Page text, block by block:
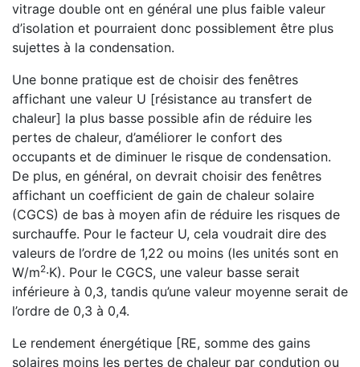
vitrage double ont en général une plus faible valeur
d’isolation et pourraient donc possiblement être plus
sujettes à la condensation.
Une bonne pratique est de choisir des fenêtres
affichant une valeur U [résistance au transfert de
chaleur] la plus basse possible afin de réduire les
pertes de chaleur, d’améliorer le confort des
occupants et de diminuer le risque de condensation.
De plus, en général, on devrait choisir des fenêtres
affichant un coefficient de gain de chaleur solaire
(CGCS) de bas à moyen afin de réduire les risques de
surchauffe. Pour le facteur U, cela voudrait dire des
valeurs de l’ordre de 1,22 ou moins (les unités sont en
W/m2·K). Pour le CGCS, une valeur basse serait
inférieure à 0,3, tandis qu’une valeur moyenne serait de
l’ordre de 0,3 à 0,4.
Le rendement énergétique [RE, somme des gains
solaires moins les pertes de chaleur par condution ou